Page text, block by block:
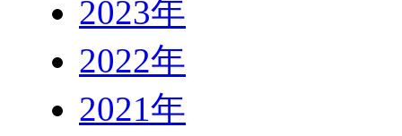
2023年
2022年
2021年